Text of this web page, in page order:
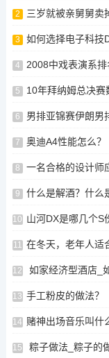
2 三岁就被亲舅舅卖
3 如何选择电子科技
4 2008中戏表演系排
5 10年拜纳姆总决赛
6 男排亚锦赛伊朗男排
7 奥迪A4性能怎么？
8 一名合格的设计师
9 什么是解酒？什么
10 山河DX是哪几个S
11 在冬天，老年人适
12 如家经济型酒店_
13 手工粉皮的做法？
14 赌神出场音乐叫什
15 粽子做法_粽子的